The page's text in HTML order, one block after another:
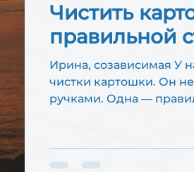
Чистить
правильной
Ирина, созависимая У нас дома есть нож для
чистки картошки. Он
ручками. Одна —